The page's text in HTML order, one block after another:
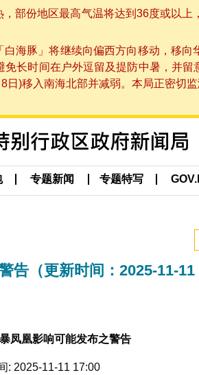
部份地区最高气温将达到36度或以
海豚」将继续向偏西方向移动，移
长时间在户外逗留及提防中暑，并
日)移入南海北部并减弱。本局正密切
专题新闻 专题特写
告（更新时间：2025-11-11
凤凰影响可能发布之警告
: 2025-11-11 17:00